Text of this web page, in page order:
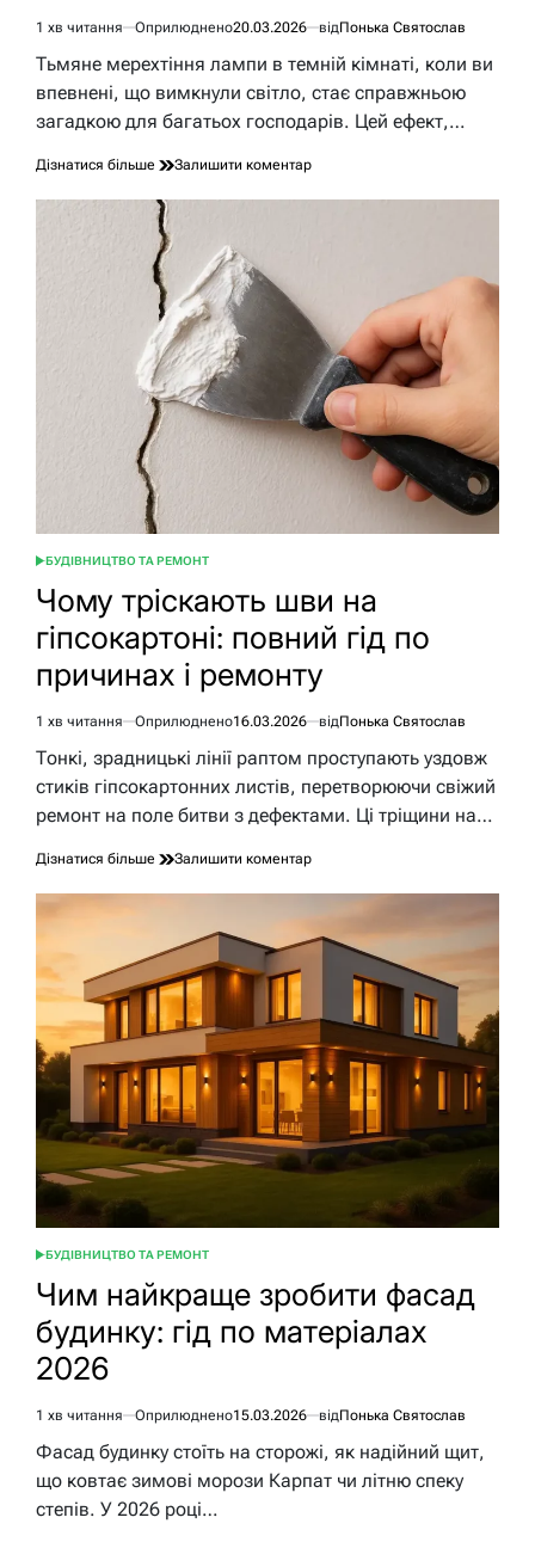
Орієнтовний
час
1 хв читання Оприлюднено20.03.2026 відПонька Святослав
Тьмяне мерехтіння лампи в темній кімнаті, коли ви
впевнені, що вимкнули світло, стає справжньою
загадкою для багатьох господарів. Цей ефект,…
Дізнатися більше Залишити коментардо
ОПУБЛІКУВАТИ
БУДІВНИЦТВО ТА РЕМОНТ
Чому тріскають шви на
гіпсокартоні: повний гід по
причинах і ремонту
Орієнтовний
час
1 хв читання Оприлюднено16.03.2026 відПонька Святослав
Тонкі, зрадницькі лінії раптом проступають уздовж
стиків гіпсокартонних листів, перетворюючи свіжий
ремонт на поле битви з дефектами. Ці тріщини на…
Дізнатися більше Залишити коментардо
тріскають
на
гіпсокартоні:
повний
по
причинах
і
ремонту
ОПУБЛІКУВАТИ
БУДІВНИЦТВО ТА РЕМОНТ
Чим найкраще зробити фасад
будинку: гід по матеріалах
2026
Орієнтовний
час
1 хв читання Оприлюднено15.03.2026 відПонька Святослав
Фасад будинку стоїть на сторожі, як надійний щит,
що ковтає зимові морози Карпат чи літню спеку
степів. У 2026 році…